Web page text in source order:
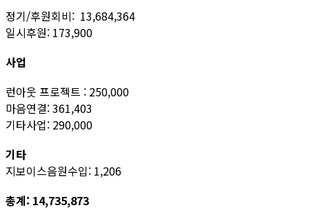
정기/후원회비: 13,684,364
일시후원: 173,900
사업
런아웃 프로젝트 : 250,000
마음연결: 361,403
기타사업: 290,000
기타
지보이스음원수입: 1,206
총계: 14,735,873